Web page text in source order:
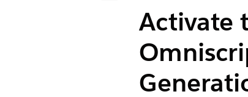
Activate